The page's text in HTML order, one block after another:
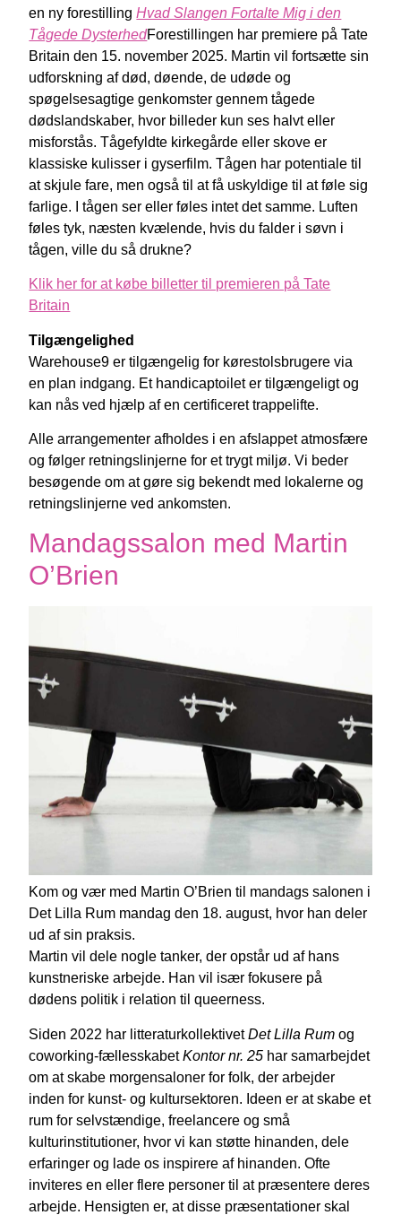
en ny forestillingHvad Slangen Fortalte Mig i den
Tågede DysterhedForestillingen har premiere på Tate
Britain den 15. november 2025. Martin vil fortsætte sin
udforskning af død, døende, de udøde og
spøgelsesagtige genkomster gennem tågede
dødslandskaber, hvor billeder kun ses halvt eller
misforstås. Tågefyldte kirkegårde eller skove er
klassiske kulisser i gyserfilm. Tågen har potentiale til
at skjule fare, men også til at få uskyldige til at føle sig
farlige. I tågen ser eller føles intet det samme. Luften
føles tyk, næsten kvælende, hvis du falder i søvn i
tågen, ville du så drukne?
Klik her for at købe billetter til premieren på Tate
Britain
Tilgængelighed
Warehouse9 er tilgængelig for kørestolsbrugere via
en plan indgang. Et handicaptoilet er tilgængeligt og
kan nås ved hjælp af en certificeret trappelifte.
Alle arrangementer afholdes i en afslappet atmosfære
og følger retningslinjerne for et trygt miljø. Vi beder
besøgende om at gøre sig bekendt med lokalerne og
retningslinjerne ved ankomsten.
Mandagssalon med Martin
O’Brien
Kom og vær med Martin O’Brien til mandags salonen i
Det Lilla Rum mandag den 18. august, hvor han deler
ud af sin praksis.
Martin vil dele nogle tanker, der opstår ud af hans
kunstneriske arbejde. Han vil især fokusere på
dødens politik i relation til queerness.
Siden 2022 har litteraturkollektivetDet Lilla Rum og
coworking-fællesskabetKontor nr. 25 har samarbejdet
om at skabe morgensaloner for folk, der arbejder
inden for kunst- og kultursektoren. Ideen er at skabe et
rum for selvstændige, freelancere og små
kulturinstitutioner, hvor vi kan støtte hinanden, dele
erfaringer og lade os inspirere af hinanden. Ofte
inviteres en eller flere personer til at præsentere deres
arbejde. Hensigten er, at disse præsentationer skal